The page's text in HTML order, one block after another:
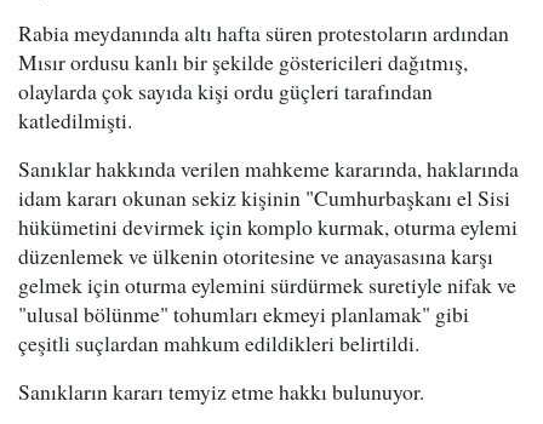
Rabia meydanında altı hafta süren protestoların ardından
Mısır ordusu kanlı bir şekilde göstericileri dağıtmış,
olaylarda çok sayıda kişi ordu güçleri tarafından
katledilmişti.
Sanıklar hakkında verilen mahkeme kararında, haklarında
idam kararı okunan sekiz kişinin "Cumhurbaşkanı el Sisi
hükümetini devirmek için komplo kurmak, oturma eylemi
düzenlemek ve ülkenin otoritesine ve anayasasına karşı
gelmek için oturma eylemini sürdürmek suretiyle nifak ve
"ulusal bölünme" tohumları ekmeyi planlamak" gibi
çeşitli suçlardan mahkum edildikleri belirtildi.
Sanıkların kararı temyiz etme hakkı bulunuyor.